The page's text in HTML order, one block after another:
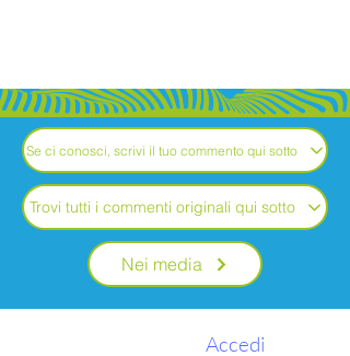
Se ci conosci, scrivi il tuo commento qui sotto
Trovi tutti i commenti originali qui sotto
Nei media
Accedi